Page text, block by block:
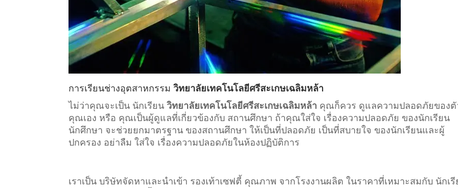
การเรียนช่างอุตสาหกรรม วิทยาลัยเทคโนโลยีศรีสะเกษเฉลิมหล้า
ไม่ว่าคุณจะเป็น นักเรียนวิทยาลัยเทคโนโลยีศรีสะเกษเฉลิมหล้า คุณก็ควร ดูแลความปลอดภัยของตั
คุณเอง หรือ คุณเป็นผู้ดูแลที่เกี่ยวข้องกับ สถานศึกษา ถ้าคุณใส่ใจ เรื่องความปลอดภัย ของนักเรียน
นักศึกษา จะช่วยยกมาตรฐาน ของสถานศึกษา ให้เป็นที่ปลอดภัย เป็นที่สบายใจ ของนักเรียนและผู้
ปกครอง อย่าลืม ใส่ใจ เรื่องความปลอดภัยในห้องปฏิบัติการ
เราเป็น บริษัทจัดหาและนำเข้า รองเท้าเซฟตี้ คุณภาพ จากโรงงานผลิต ในราคาที่เหมาะสมกับ นักเ